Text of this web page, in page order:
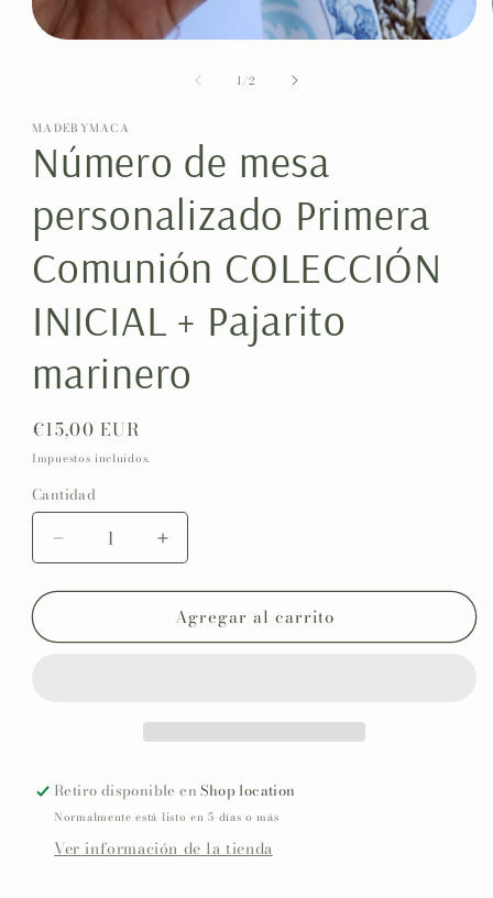
una
ventana
modal
1/de
2
MADEBYMACA
Número de mesa
personalizado Primera
Comunión COLECCIÓN
INICIAL + Pajarito
marinero
Precio
habitual
€15,00 EUR
Impuestos incluidos.
Cantidad
Reducir
cantidad
para
de
+
Pajarito
marinero
Aumentar
cantidad
para
Número
de
+
Pajarito
marinero
Agregar al carrito
Retiro disponible enShop location
Normalmente está listo en 5 días o más
Ver información de la tienda